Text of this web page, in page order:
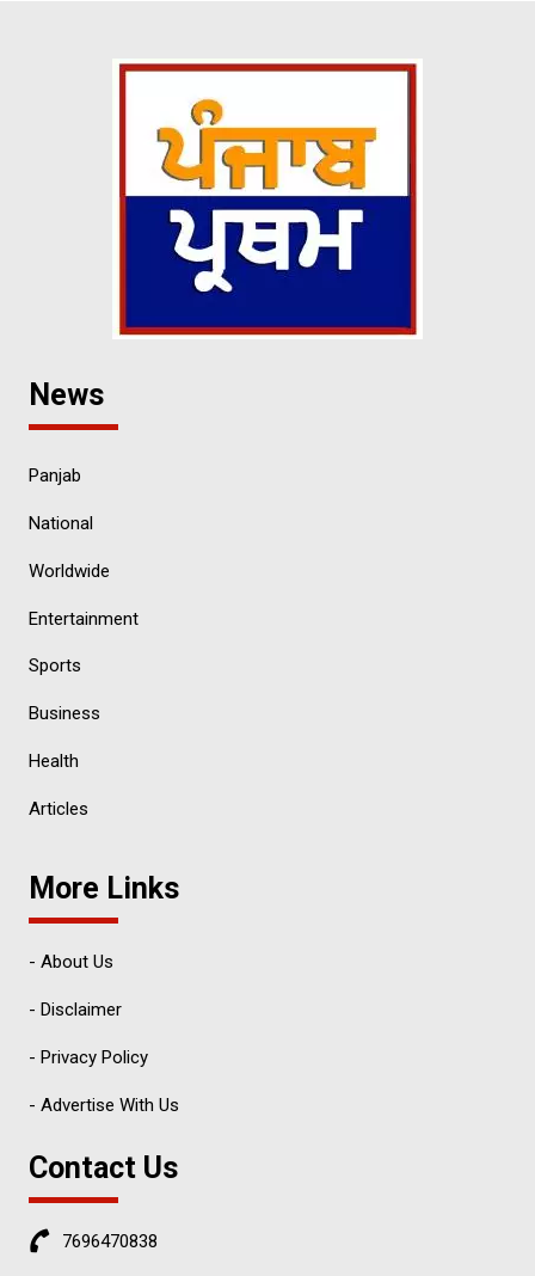
News
Panjab
National
Worldwide
Entertainment
Sports
Business
Health
Articles
More Links
- About Us
- Disclaimer
- Privacy Policy
- Advertise With Us
Contact Us
7696470838